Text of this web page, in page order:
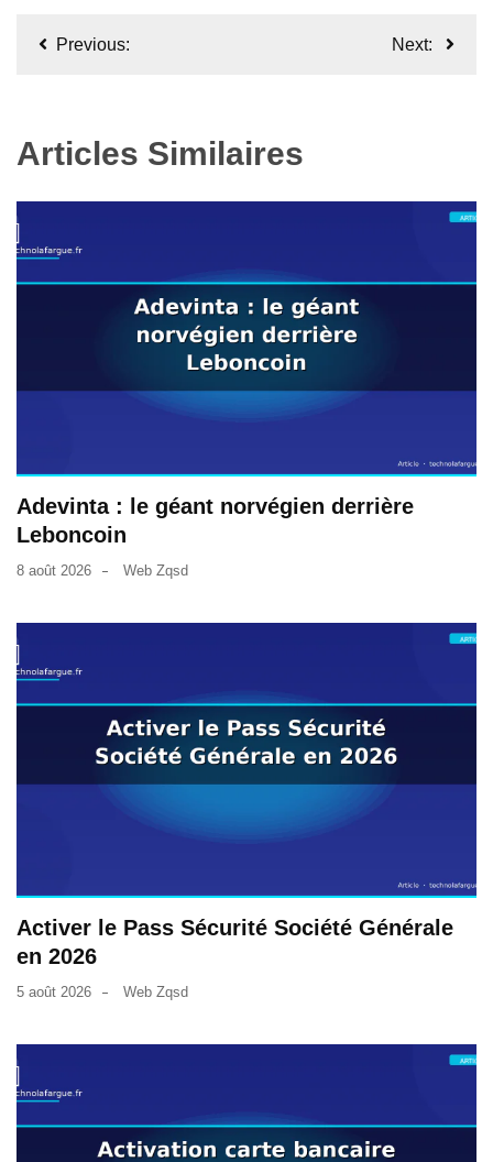
Navigation
Previous: Next:
Articles Similaires
Adevinta : le géant norvégien derrière
Leboncoin
8 août 2026 Web Zqsd
Activer le Pass Sécurité Société Générale
en 2026
5 août 2026 Web Zqsd